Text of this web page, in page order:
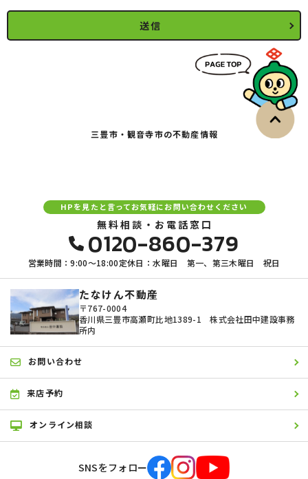
(1) お客さま情報に適用される個人情報の保護に関する法律その他の関
係法令を遵守し、適切に取り扱います。また、適宜取扱いの改善に努め
(2) お客さま情報の取扱いに関する規程を明確にし、従業者に周知徹底
します。また、取引先等に対しても適切にお客さま情報を取り扱うよう
(3) お客さま情報の収集に際しては、利用目的を特定して通知または公
表し、その利用目的にしたがってお客さま情報を取り扱います。
(4) お客さま情報の漏洩、紛失、改ざん等を防止するために必要な 対策
(5) 保有するお客さま情報について、お客さま本人からの開示、訂正、
3．お客様の情報の利用目的
当社は、不動産についてのサービスをお客さまにご利用いただくにあた
り、各種の申込みの受付、訪問、提案、見積、各種の工事やサービス提
供等の機会に、当社が直接あるいは協力会社又は業務委託先等を通じ
所、電話番号等）を取得いたしますが、これらの個人情報は下記の目的
に利用させていただきます。
(1) 不動産についてのサービスの提供
(2) 不動産についてのサービスのアフターサービスの提供
(3) 不動産についてのサービスのお知らせ・ＰＲ、調査・データ集積、
研究開発
(4) ウェブサイトシステム管理会社（以下「サイト管理会社」といいま
す。）への提供。
(5) その他上記(1)から(4)に附随する業務の実施
で、お客様の個人データをサイト管理会社に提供します。
このように提供された個人データにつきましては、サイト管理会社にお
サイト管理会社は、そのサービスの改善・向上を目指すことに加え、メ
送信
三豊市・観音寺市の不動産情報
HPを見たと言ってお気軽にお問い合わせください
無料相談・お電話窓口
0120-860-379
営業時間：9:00〜18:00定休日：水曜日 第一、第三木曜日 祝日
たなけん不動産
〒767-0004
香川県三豊市高瀬町比地1389-1 株式会社田中建設事務
所内
お問い合わせ
来店予約
オンライン相談
SNSをフォロー